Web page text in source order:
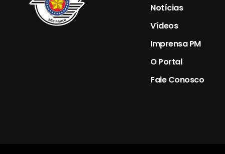
Notícias
Vídeos
Imprensa PM
O Portal
Fale Conosco